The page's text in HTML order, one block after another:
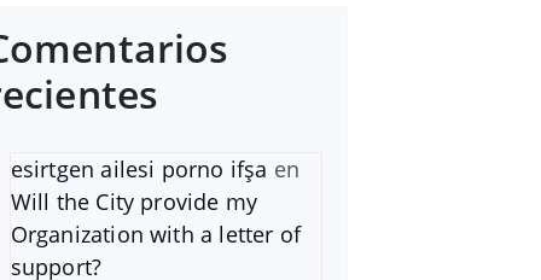
esirtgen ailesi porno ifşa en
Will the City provide my
Organization with a letter of
support?